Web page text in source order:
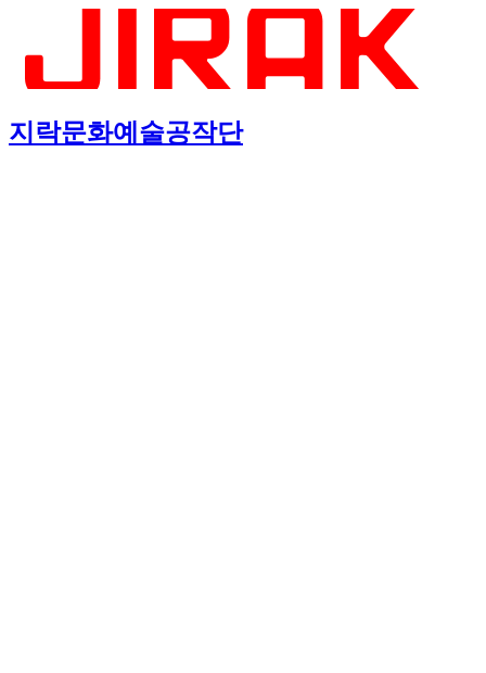
지락문화예술공작단